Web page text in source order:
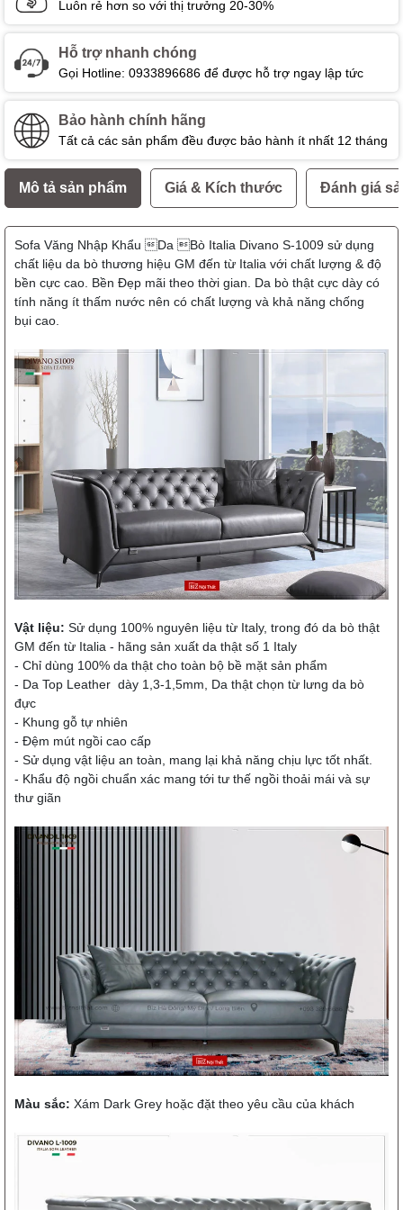
Luôn rẻ hơn so với thị trưởng 20-30%
Hỗ trợ nhanh chóng
Gọi Hotline: 0933896686 để được hỗ trợ ngay lập tức
Bảo hành chính hãng
Tất cả các sản phẩm đều được bảo hành ít nhất 12 tháng
Mô tả sản phẩm Giá & Kích thước Đánh giá
Sofa Văng Nhập Khẩu Da Bò Italia Divano S-1009 sử dụng
chất liệu da bò thương hiệu GM đến từ Italia với chất lượng & độ
bền cực cao. Bền Đẹp mãi theo thời gian. Da bò thật cực dày có
tính năng ít thấm nước nên có chất lượng và khả năng chống
bụi cao.
Vật liệu: Sử dụng 100% nguyên liệu từ Italy, trong đó da bò thật
GM đến từ Italia - hãng sản xuất da thật số 1 Italy
- Chỉ dùng 100% da thật cho toàn bộ bề mặt sản phẩm
- Da Top Leather dày 1,3-1,5mm, Da thật chọn từ lưng da bò
đực
- Khung gỗ tự nhiên
- Đệm mút ngồi cao cấp
- Sử dụng vật liệu an toàn, mang lại khả năng chịu lực tốt nhất.
- Khẩu độ ngồi chuẩn xác mang tới tư thế ngồi thoải mái và sự
thư giãn
Màu sắc: Xám Dark Grey hoặc đặt theo yêu cầu của khách